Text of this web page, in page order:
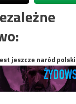
jeszcze naród